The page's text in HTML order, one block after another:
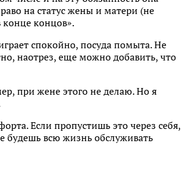
на статус жены и матери (не
концов».
спокойно, посуда помыта. Не
наотрез, еще можно добавить, что
при жене этого не делаю. Но я
Если пропустишь это через себя,
будешь всю жизнь обслуживать